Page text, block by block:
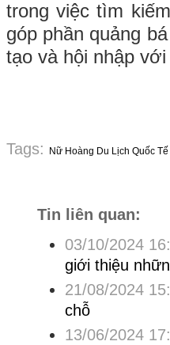
trong việc tìm
góp phần quảng
tạo và hội nhập
Tags: Nữ Hoàng Du Lịch Quốc
Tin liên quan:
03/10/2024
giới thiệu
21/08/2024
chỗ
13/06/2024